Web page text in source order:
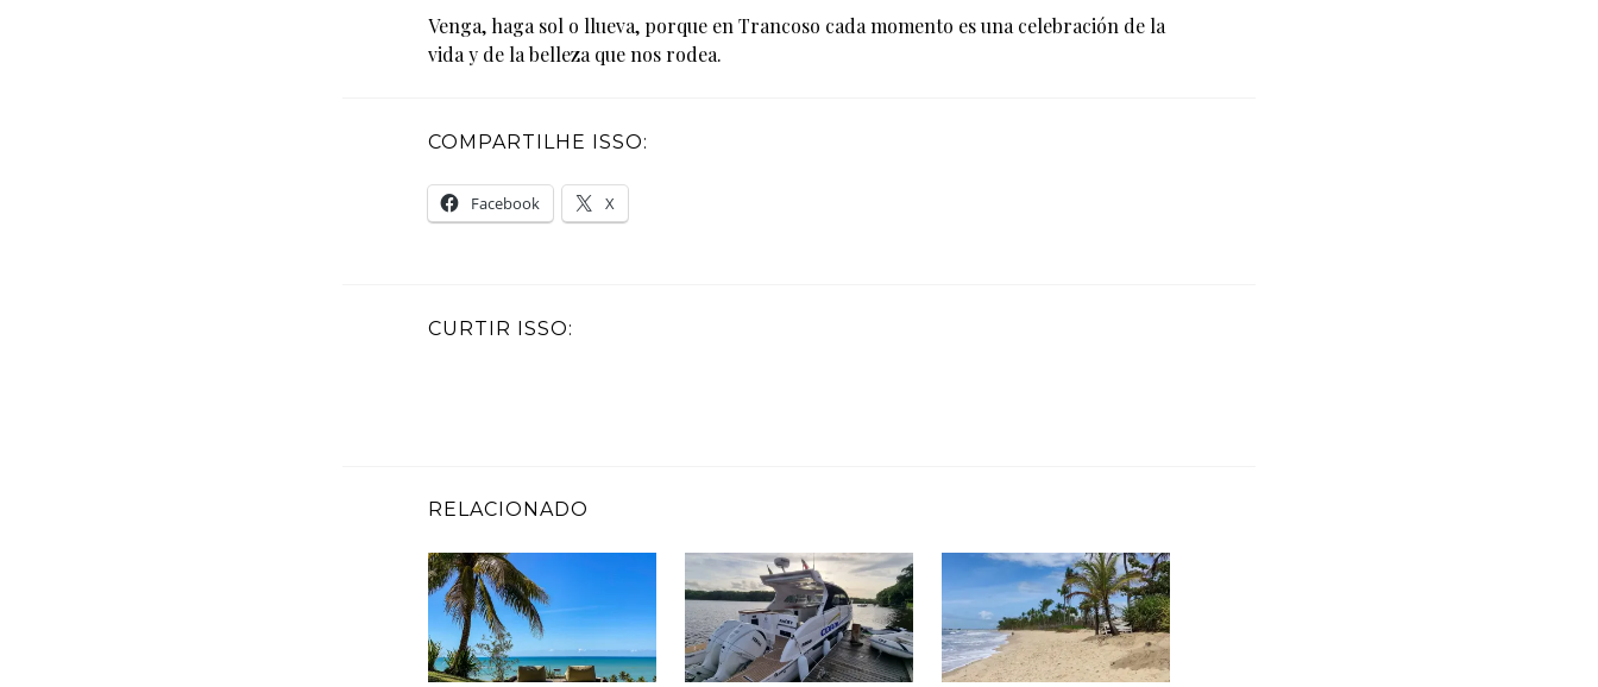
Venga, haga sol o llueva, porque en Trancoso cada momento es una celebración de la
vida y de la belleza que nos rodea.
COMPARTILHE ISSO:
Facebook X
CURTIR ISSO:
RELACIONADO